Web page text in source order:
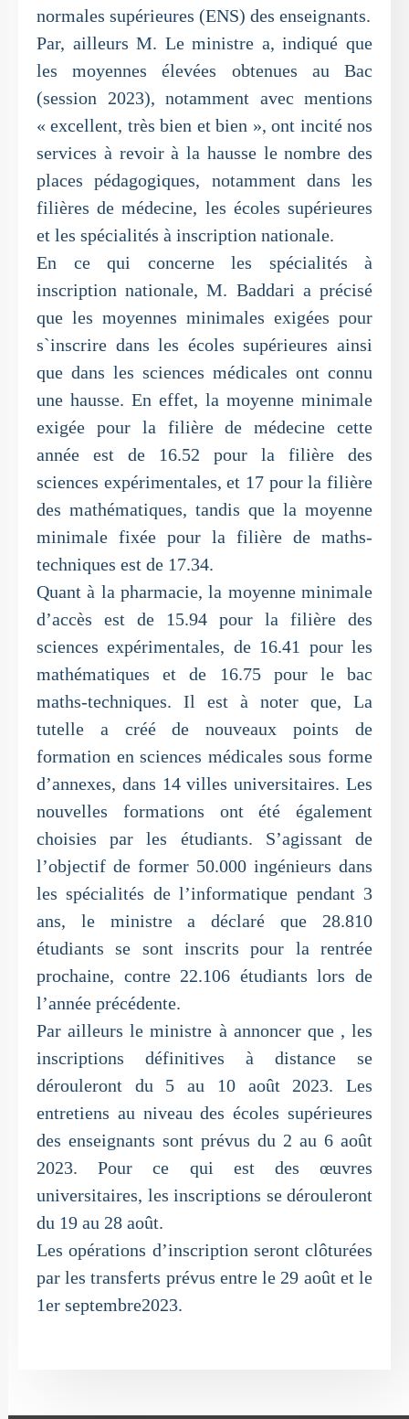
normales supérieures (ENS) des enseignants.
Par, ailleurs M. Le ministre a, indiqué que
les moyennes élevées obtenues au Bac
(session 2023), notamment avec mentions
« excellent, très bien et bien », ont incité nos
services à revoir à la hausse le nombre des
places pédagogiques, notamment dans les
filières de médecine, les écoles supérieures
et les spécialités à inscription nationale.
En ce qui concerne les spécialités à
inscription nationale, M. Baddari a précisé
que les moyennes minimales exigées pour
s`inscrire dans les écoles supérieures ainsi
que dans les sciences médicales ont connu
une hausse. En effet, la moyenne minimale
exigée pour la filière de médecine cette
année est de 16.52 pour la filière des
sciences expérimentales, et 17 pour la filière
des mathématiques, tandis que la moyenne
minimale fixée pour la filière de maths-
techniques est de 17.34.
Quant à la pharmacie, la moyenne minimale
d’accès est de 15.94 pour la filière des
sciences expérimentales, de 16.41 pour les
mathématiques et de 16.75 pour le bac
maths-techniques. Il est à noter que, La
tutelle a créé de nouveaux points de
formation en sciences médicales sous forme
d’annexes, dans 14 villes universitaires. Les
nouvelles formations ont été également
choisies par les étudiants. S’agissant de
l’objectif de former 50.000 ingénieurs dans
les spécialités de l’informatique pendant 3
ans, le ministre a déclaré que 28.810
étudiants se sont inscrits pour la rentrée
prochaine, contre 22.106 étudiants lors de
l’année précédente.
Par ailleurs le ministre à annoncer que , les
inscriptions définitives à distance se
dérouleront du 5 au 10 août 2023. Les
entretiens au niveau des écoles supérieures
des enseignants sont prévus du 2 au 6 août
2023. Pour ce qui est des œuvres
universitaires, les inscriptions se dérouleront
du 19 au 28 août.
Les opérations d’inscription seront clôturées
par les transferts prévus entre le 29 août et le
1er septembre2023.